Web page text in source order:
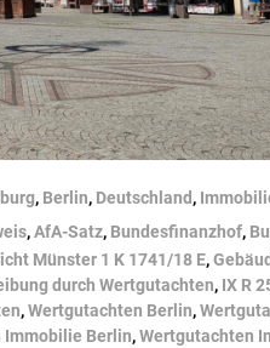
, Berlin, Deutschland ,
,AfA-Satz, Bundesfinanzhof,
Münster 1 K 1741/18 E,
durch Wertgutachten, IX R
,Wertgutachten Berlin,
Berlin,Wertgutachten